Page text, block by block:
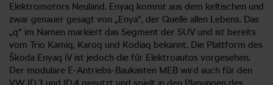
Elektromotors Neuland. Enyaq kommt aus dem keltischen und
zwar genauer gesagt von „Enya“, der Quelle allen Lebens. Das
„q“ im Namen markiert das Segment der SUV und ist bereits
vom Trio Kamiq, Karoq und Kodiaq bekannt. Die Plattform des
Škoda Enyaq iV ist jedoch die für Elektroautos vorgesehen.
Der modulare E-Antriebs-Baukasten MEB wird auch für den